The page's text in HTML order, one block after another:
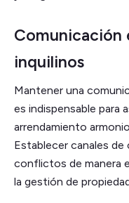
inquilinos
Mantener una
es indispensable para
arrendamiento
Establecer canales
conflictos de manera
la gestión de